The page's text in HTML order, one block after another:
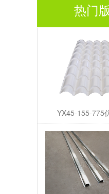
热门
YX45-155-775